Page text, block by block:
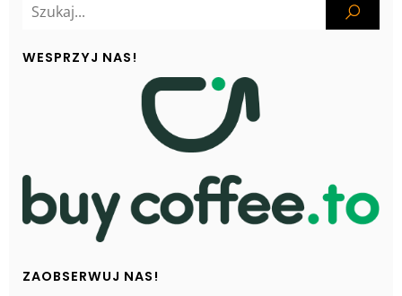
WESPRZYJ NAS!
ZAOBSERWUJ NAS!